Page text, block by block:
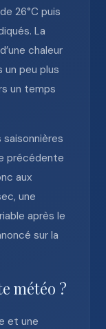
26°C puis
La
chaleur
un peu plus
un temps
saisonnières
précédente
aux
une
après le
sur la
météo ?
et une